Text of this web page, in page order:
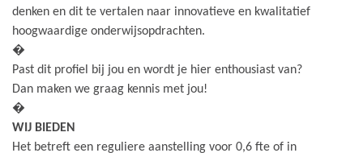
denken en dit te vertalen naar innovatieve en kwalitatief
hoogwaardige onderwijsopdrachten.
�
Past dit profiel bij jou en wordt je hier enthousiast van?
Dan maken we graag kennis met jou!
�
WIJ BIEDEN
Het betreft een reguliere aanstelling voor 0,6 fte of in